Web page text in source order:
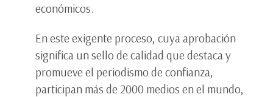
económicos.
En este exigente proceso, cuya aprobación
significa un sello de calidad que destaca y
promueve el periodismo de confianza,
participan más de 2000 medios en el mundo,